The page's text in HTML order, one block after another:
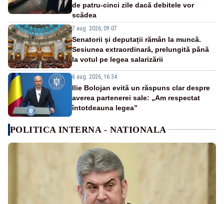
de patru-cinci zile dacă debitele vor
scădea
7 aug. 2026, 09:07
Senatorii și deputații rămân la muncă.
Sesiunea extraordinară, prelungită până
la votul pe legea salarizării
6 aug. 2026, 16:34
Ilie Bolojan evită un răspuns clar despre
averea partenerei sale: „Am respectat
întotdeauna legea”
POLITICA INTERNA - NATIONALA